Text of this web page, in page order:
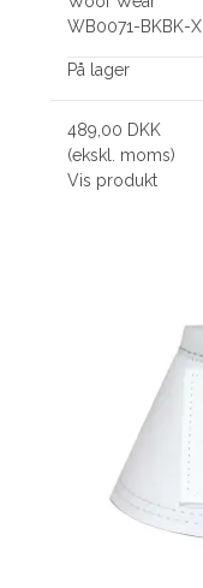
WB0071-BKBK-XL
På lager
489,00 DKK
(ekskl. moms)
Vis produkt